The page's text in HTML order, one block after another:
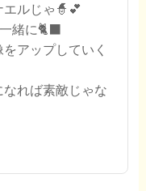
ルじゃ🧙💕
緒に🐈‍⬛
アップしていく
れば素敵じゃな